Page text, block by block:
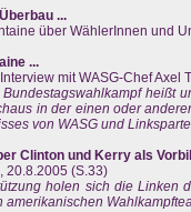
...
über WählerInnen und
...
mit WASG-Chef Axel
heißt
in der einen oder
von WASG und
Clinton und Kerry als
20.8.2005 (S.33)
holen sich die Linken
amerikanischen